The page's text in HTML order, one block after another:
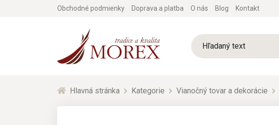
Obchodné podmienky Doprava a platba O nás Blog Kontakt
Hlavná stránka Kategorie Vianočný tovar a dekorácie